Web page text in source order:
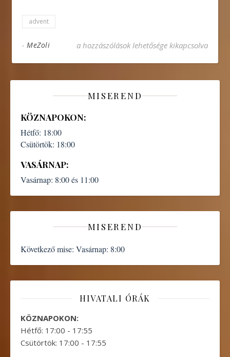
advent
- MeZoli ———— ADVENTI ELMÉLKEDÉSEK 5.———–
a hozzászólások lehetősége kikapcsolva
MISEREND
KÖZNAPOKON:
Hétfő: 18:00
Csütörtök: 18:00
VASÁRNAP:
Vasárnap: 8:00 és 11:00
MISEREND
Következő mise: Vasárnap: 8:00
HIVATALI ÓRÁK
KÖZNAPOKON:
Hétfő: 17:00 - 17:55
Csütörtök: 17:00 - 17:55